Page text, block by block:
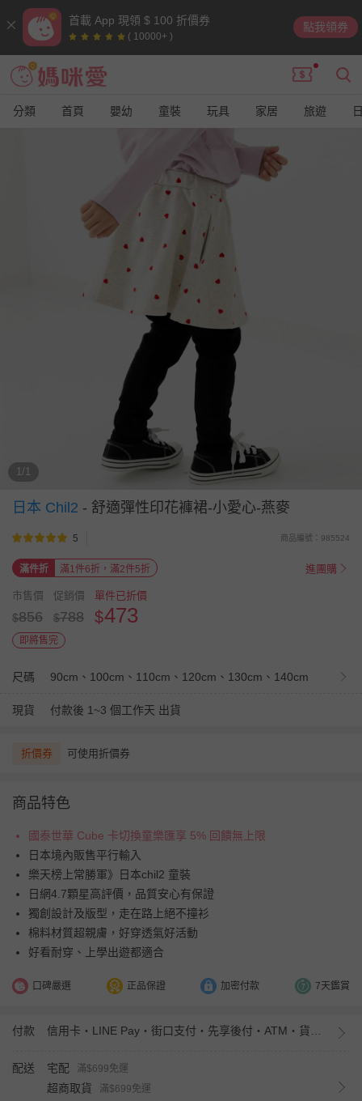
首載 App 現領 $ 100 折價券
( 10000+ )
點我領券
分類 首頁 嬰幼 童裝 玩具 家居 旅遊
1/1
日本 Chil2 - 舒適彈性印花褲裙-小愛心-燕麥
5 商品編號：985524
滿件折 滿1件6折，滿2件5折 進團購
市售價
$856
促銷價
$788
單件已折價
$473
即將售完
尺碼 90cm、100cm、110cm、120cm、130cm、140cm
現貨 付款後 1~3 個工作天 出貨
折價券 可使用折價券
商品特色
國泰世華 Cube 卡切換童樂匯享 5% 回饋無上限
日本境內販售平行輸入
樂天榜上常勝軍》日本chil2 童裝
日網4.7顆星高評價，品質安心有保證
獨創設計及版型，走在路上絕不撞衫
棉料材質超親膚，好穿透氣好活動
好看耐穿、上學出遊都適合
口碑嚴選 正品保證 加密付款 7天鑑賞
付款
配送 宅配 滿$699免運
超商取貨
滿$699免運